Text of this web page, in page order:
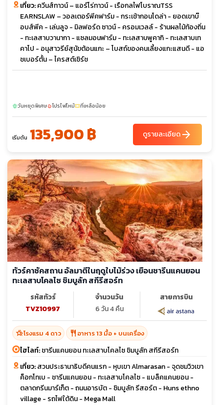
เที่ยว:ควีนส์ทาวน์ – แอร์โร่ทาวน์ - เรือกลไฟโบราณTSS
EARNSLAW – วอลเตอร์พีคฟาร์ม - กระเช้ากอนโดล่า - ยอดเขาบ๊
อบส์พีค - เล่นลูจ - มิลฟอร์ด ซาวน์ - ครอมเวลล์ - ร้านผลไม้ท้องถิ่น
- ทะเลสาบวานากา - แซลมอนฟาร์ม - ทะเลสาบพูคากิ - ทะเลสาบเท
คาโป - อนุสาวรีย์สุนัขต้อนแกะ – โบสถ์ของคนเลี้ยงแกะแสนดี - แอ
ชเบอร์ตั้น – ไครสต์เชิร์ช
sunnyวันหยุดพิเศษlocal_fire_departmentโปรไฟไหม้confirmation_numberที่เหลือน้อย
เริ่มต้น 135,900 ฿ ดูรายละเอียดarrow_forward
ทัวร์คาซัคสถาน อัลมาตีในฤดูใบไม้ร่วง เยือนชารีนแคนยอน
ทะเลสาบโคลไซ ชิมบูลัก สกีรีสอร์ท
รหัสทัวร์
TVZ10997
จำนวนวัน
6 วัน 4 คืน
สายการบิน
hotel_classโรงแรม 4 ดาว restaurant อาหาร 13 มื้อ + บนเครื่อง
ไฮไลท์:ชารีนแคนยอน ทะเลสาบโคลไซ ชิมบูลัก สกีรีสอร์ท
เที่ยว:สวนประธานาธิบดีคนแรก - หุบเขา Almarasan - จุดชมวิวเขา
ค็อกโทเบ - ชารีนแคนยอน - ทะเลสาบโคลไซ - แบล็คแคนยอน -
ตลาดกรีนมาร์เก็ต - ถนนอารบัต - ชิมบูลัก รีสอร์ต - Huns ethno
village - รถไฟใต้ดิน - Mega Mall